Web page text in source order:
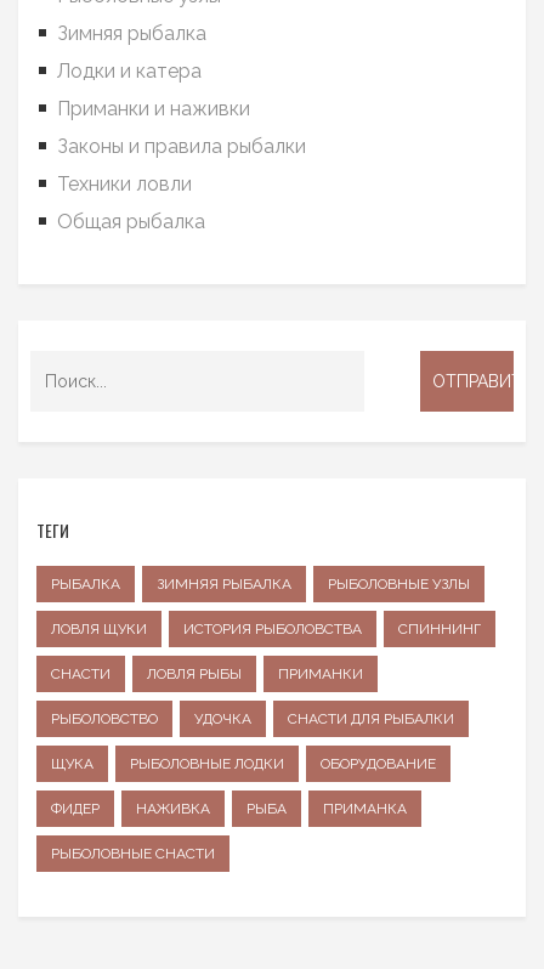
Зимняя рыбалка
Лодки и катера
Приманки и наживки
Законы и правила рыбалки
Техники ловли
Общая рыбалка
ТЕГИ
РЫБАЛКА ЗИМНЯЯ РЫБАЛКА РЫБОЛОВНЫЕ УЗЛЫ
ЛОВЛЯ ЩУКИ ИСТОРИЯ РЫБОЛОВСТВА СПИННИНГ
СНАСТИ ЛОВЛЯ РЫБЫ ПРИМАНКИ
РЫБОЛОВСТВО УДОЧКА СНАСТИ ДЛЯ РЫБАЛКИ
ЩУКА РЫБОЛОВНЫЕ ЛОДКИ ОБОРУДОВАНИЕ
ФИДЕР НАЖИВКА РЫБА ПРИМАНКА
РЫБОЛОВНЫЕ СНАСТИ